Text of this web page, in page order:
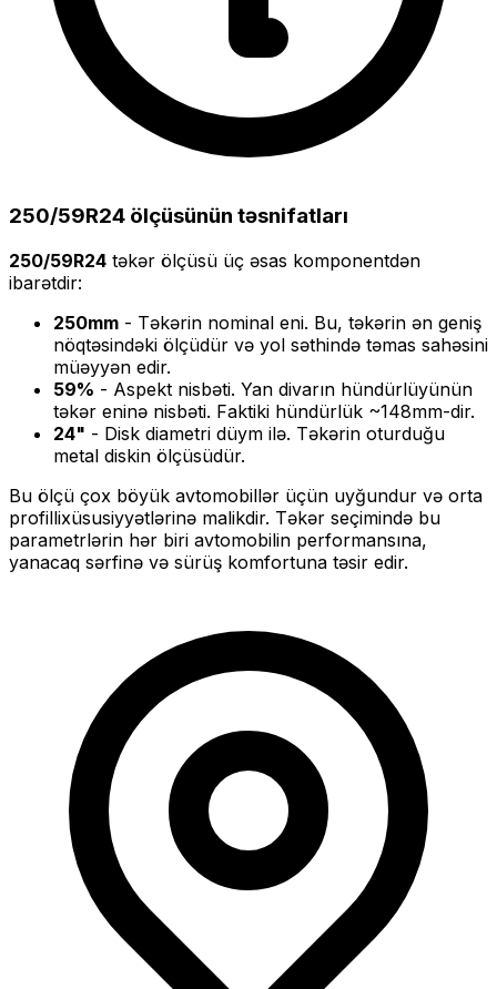
250/59R24 ölçüsünün təsnifatları
250/59R24 təkər ölçüsü üç əsas komponentdən
ibarətdir:
250mm - Təkərin nominal eni. Bu, təkərin ən geniş
nöqtəsindəki ölçüdür və yol səthində təmas sahəsini
müəyyən edir.
59% - Aspekt nisbəti. Yan divarın hündürlüyünün
təkər eninə nisbəti. Faktiki hündürlük ~148mm-dir.
24" - Disk diametri düym ilə. Təkərin oturduğu
metal diskin ölçüsüdür.
Bu ölçü çox böyük avtomobillər üçün uyğundur və orta
profillixüsusiyyətlərinə malikdir. Təkər seçimində bu
parametrlərin hər biri avtomobilin performansına,
yanacaq sərfinə və sürüş komfortuna təsir edir.